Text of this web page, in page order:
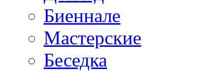
Биеннале
Мастерские
Беседка